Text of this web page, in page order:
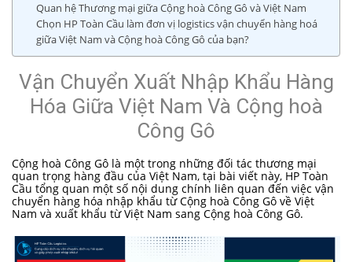
Quan hệ Thương mại giữa Cộng hoà Công Gô và Việt Nam
Chọn HP Toàn Cầu làm đơn vị logistics vận chuyển hàng hoá
giữa Việt Nam và Cộng hoà Công Gô của bạn?
Vận Chuyển Xuất Nhập Khẩu Hàng
Hóa Giữa Việt Nam Và Cộng hoà
Công Gô
Cộng hoà Công Gô là một trong những đối tác thương mại
quan trọng hàng đầu của Việt Nam, tại bài viết này, HP Toàn
Cầu tổng quan một số nội dung chính liên quan đến việc vận
chuyển hàng hóa nhập khẩu từ Cộng hoà Công Gô về Việt
Nam và xuất khẩu từ Việt Nam sang Cộng hoà Công Gô.